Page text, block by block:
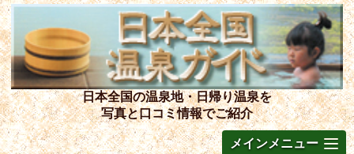
日本全国の温泉地・日帰り温泉を
写真と口コミ情報でご紹介
メインメニュー